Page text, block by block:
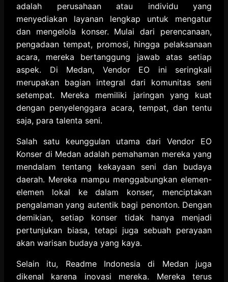
adalah perusahaan atau individu yang
menyediakan layanan lengkap untuk mengatur
dan mengelola konser. Mulai dari perencanaan,
pengadaan tempat, promosi, hingga pelaksanaan
acara, mereka bertanggung jawab atas setiap
aspek. Di Medan, Vendor EO ini seringkali
merupakan bagian integral dari komunitas seni
setempat. Mereka memiliki jaringan yang kuat
dengan penyelenggara acara, tempat, dan tentu
saja, para talenta seni.
Salah satu keunggulan utama dari Vendor EO
Konser di Medan adalah pemahaman mereka yang
mendalam tentang kekayaan seni dan budaya
daerah. Mereka mampu menggabungkan elemen-
elemen lokal ke dalam konser, menciptakan
pengalaman yang autentik bagi penonton. Dengan
demikian, setiap konser tidak hanya menjadi
pertunjukan biasa, tetapi juga sebuah perayaan
akan warisan budaya yang kaya.
Selain itu, Readme Indonesia di Medan juga
dikenal karena inovasi mereka. Mereka terus